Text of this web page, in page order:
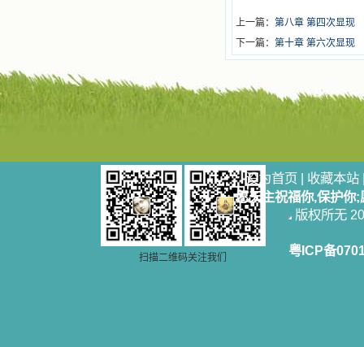
上一篇： 第八章 第四次显现
下一篇： 第十章 第六次显现
扫描二维码关注我们
设为首页 | 收藏本站
愿天主祝福你,保护你
版权所无
粤ICP备